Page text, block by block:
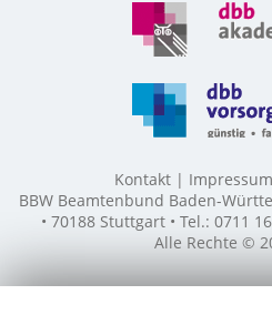
Kontakt Impressum
BBW Beamtenbund Baden-
• 70188 Stuttgart • Tel.: 0711
Alle Rechte ©